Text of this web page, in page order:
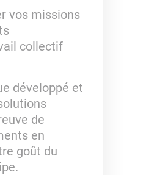
vos missions
collectif
développé et
de
en
goût du